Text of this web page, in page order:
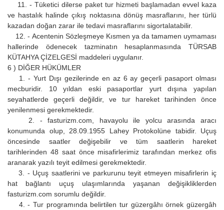
11. - Tüketici dilerse paket tur hizmeti başlamadan evvel kaza
ve hastalık halinde çıkış noktasına dönüş masraflarını, her türlü
kazadan doğan zarar ile tedavi masraflarını sigortalatabilir.
12. - Acentenin Sözleşmeye Kısmen ya da tamamen uymaması
hallerinde ödenecek tazminatın hesaplanmasında TÜRSAB
KÜTAHYA ÇİZELGESİ maddeleri uygulanır.
6 ) DİĞER HÜKÜMLER
1. - Yurt Dışı gezilerinde en az 6 ay geçerli pasaport olması
mecburidir. 10 yıldan eski pasaportlar yurt dışına yapılan
seyahatlerde geçerli değildir, ve tur hareket tarihinden önce
yenilenmesi gerekmektedir.
2. - fasturizm.com, havayolu ile yolcu arasında aracı
konumunda olup, 28.09.1955 Lahey Protokolüne tabidir. Uçuş
öncesinde saatler değişebilir ve tüm saatlerin hareket
tarihlerinden 48 saat önce misafirlerimiz tarafından merkez ofis
aranarak yazılı teyit edilmesi gerekmektedir.
3. - Uçuş saatlerini ve parkurunu teyit etmeyen misafirlerin iç
hat bağlantı uçuş ulaşımlarında yaşanan değişikliklerden
fasturizm.com sorumlu değildir.
4. - Tur programında belirtilen tur güzergâhı örnek güzergâh